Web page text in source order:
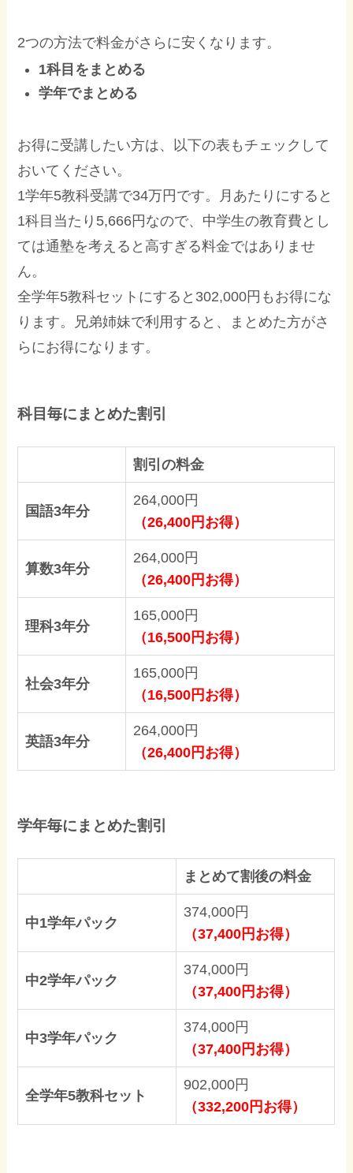
2つの方法で料金がさらに安くなります。
1科目をまとめる
学年でまとめる
お得に受講したい方は、以下の表もチェックして
おいてください。
1学年5教科受講で34万円です。月あたりにすると
1科目当たり5,666円なので、中学生の教育費とし
ては通塾を考えると高すぎる料金ではありませ
ん。
全学年5教科セットにすると302,000円もお得にな
ります。兄弟姉妹で利用すると、まとめた方がさ
らにお得になります。
科目毎にまとめた割引
割引の料金
国語3年分
264,000円
（26,400円お得）
算数3年分
264,000円
（26,400円お得）
理科3年分
165,000円
（16,500円お得）
社会3年分
165,000円
（16,500円お得）
英語3年分
264,000円
（26,400円お得）
学年毎にまとめた割引
まとめて割後の料金
中1学年パック
374,000円
（37,400円お得）
中2学年パック
374,000円
（37,400円お得）
中3学年パック
374,000円
（37,400円お得）
全学年5教科セット
902,000円
（332,200円お得）